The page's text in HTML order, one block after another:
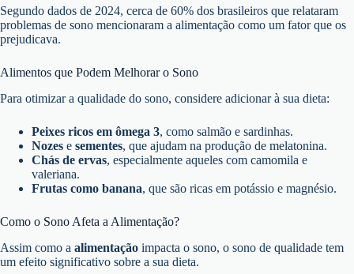
Segundo dados de 2024, cerca de 60% dos brasileiros que relataram
problemas de sono mencionaram a alimentação como um fator que os
prejudicava.
Alimentos que Podem Melhorar o Sono
Para otimizar a qualidade do sono, considere adicionar à sua dieta:
Peixes ricos em ômega 3, como salmão e sardinhas.
Nozes e sementes, que ajudam na produção de melatonina.
Chás de ervas, especialmente aqueles com camomila e
valeriana.
Frutas como banana, que são ricas em potássio e magnésio.
Como o Sono Afeta a Alimentação?
Assim como a alimentação impacta o sono, o sono de qualidade tem
um efeito significativo sobre a sua dieta.